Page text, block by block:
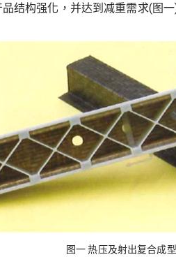
结构强化，并达到减重需求(图一
图一 热压及射出复合成